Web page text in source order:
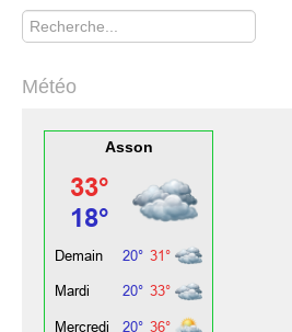
Rechercher
Météo
Asson